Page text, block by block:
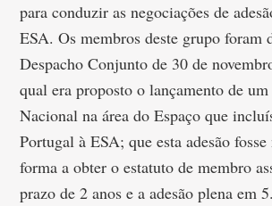
para conduzir as negociações de
ESA. Os membros deste grupo foram
Despacho Conjunto de 30 de
qual era proposto o lançamento de
Nacional na área do Espaço que
Portugal à ESA; que esta adesão
forma a obter o estatuto de membro
prazo de 2 anos e a adesão plena em 5.